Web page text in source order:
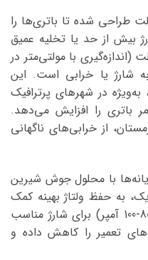
کامیونت با ولتاژ شارژ 28.8 ولت طراحی شده تا باتری‌ها را
بیش از حد یا تخلیه عمیق
کند. افت ولتاژ زیر 24.8 ولت (اندازه‌گیری با مولتی‌متر در
شارژ یا خرابی است. این
در شهرهای پرترافیک
باتری را افزایش می‌دهد.
در زمستان، از خرابی‌های ناگهانی
با محلول جوش شیرین
به حفظ ولتاژ بهینه کمک
می‌کند. اطمینان از عملکرد دینام (80-100 آمپر) برای شارژ مناسب
تعمیر را کاهش داده و